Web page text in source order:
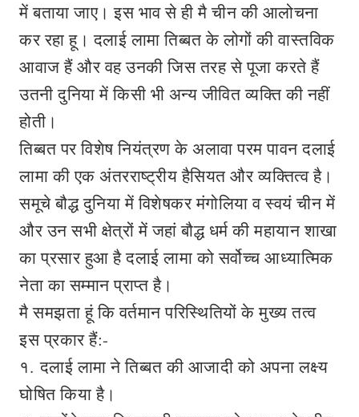
में बताया जाए। इस भाव से ही मै चीन की आलोचना
कर रहा हू। दलाई लामा तिब्बत के लोगों की वास्तविक
आवाज हैं और वह उनकी जिस तरह से पूजा करते हैं
उतनी दुनिया में किसी भी अन्य जीवित व्यक्ति की नहीं
होती।
तिब्बत पर विशेष नियंत्रण के अलावा परम पावन दलाई
लामा की एक अंतरराष्ट्रीय हैसियत और व्यक्तित्व है।
समूचे बौद्ध दुनिया में विशेषकर मंगोलिया व स्वयं चीन में
और उन सभी क्षेत्रों में जहां बौद्ध धर्म की महायान शाखा
का प्रसार हुआ है दलाई लामा को सर्वोच्च आध्यात्मिक
नेता का सम्मान प्राप्त है।
मै समझता हूं कि वर्तमान परिस्थितियों के मुख्य तत्व
इस प्रकार हैं:-
१. दलाई लामा ने तिब्बत की आजादी को अपना लक्ष्य
घोषित किया है।